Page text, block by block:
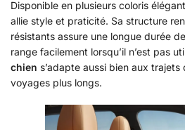
Disponible en plusieurs coloris
allie style et praticité. Sa structure
résistants assure une longue durée
range facilement lorsqu’il n’est pas
chien s’adapte aussi bien aux trajets
voyages plus longs.